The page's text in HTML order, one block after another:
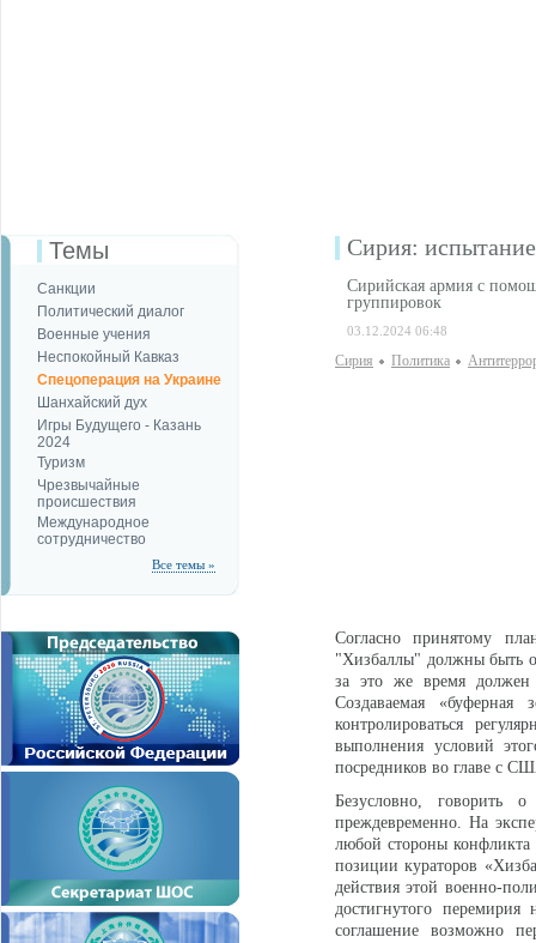
Темы
Санкции
Политический диалог
Военные учения
Неспокойный Кавказ
Спецоперация на Украине
Шанхайский дух
Игры Будущего - Казань
2024
Туризм
Чрезвычайные
происшествия
Международное
сотрудничество
Все темы »
Сирия:
Сирийская армия с
группировок
03.12.2024 06:48
Сирия Политика
Согласно принятому
"Хизбаллы" должны быть
за это же время должен
Создаваемая
контролироваться
выполнения условий
посредников во главе с
Безусловно, говорить
преждевременно. На
любой стороны конфликта
позиции кураторов
действия этой военно-
достигнутого перемирия
соглашение возможно